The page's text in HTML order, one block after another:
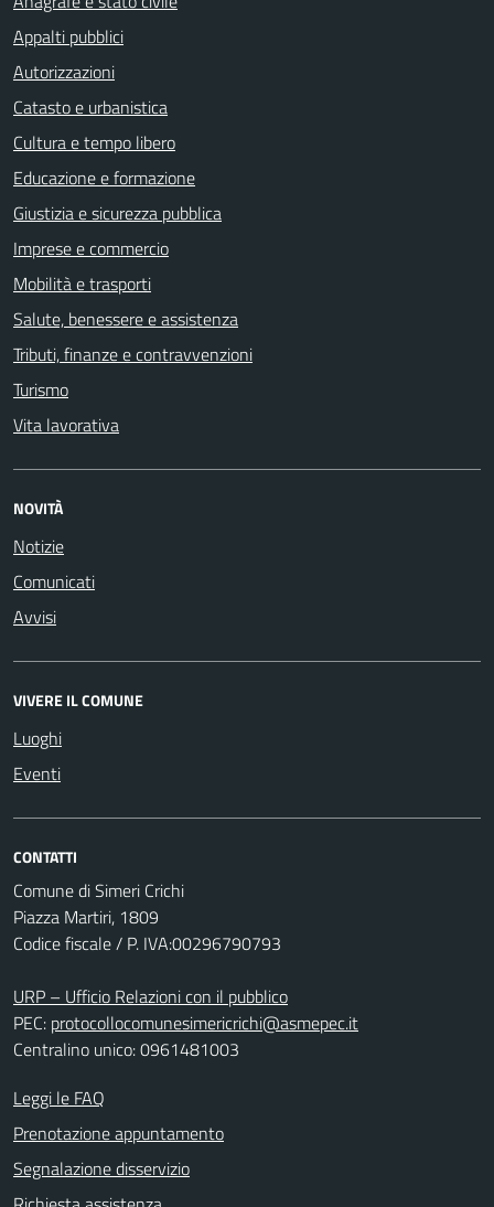
Appalti pubblici
Autorizzazioni
Catasto e urbanistica
Cultura e tempo libero
Educazione e formazione
Giustizia e sicurezza pubblica
Imprese e commercio
Mobilità e trasporti
Salute, benessere e assistenza
Tributi, finanze e contravvenzioni
Turismo
Vita lavorativa
NOVITÀ
Notizie
Comunicati
Avvisi
VIVERE IL COMUNE
Luoghi
Eventi
CONTATTI
Comune di Simeri Crichi
Piazza Martiri, 1809
Codice fiscale / P. IVA:00296790793
URP – Ufficio Relazioni con il pubblico
PEC: protocollocomunesimericrichi@asmepec.it
Centralino unico: 0961481003
Leggi le FAQ
Prenotazione appuntamento
Segnalazione disservizio